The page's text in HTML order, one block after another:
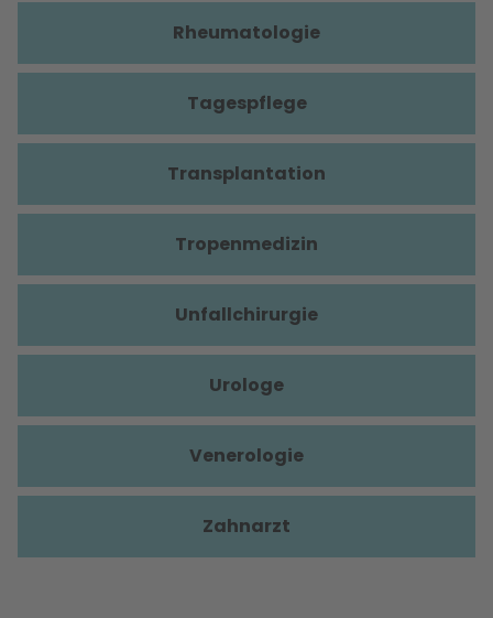
Rheumatologie
Tagespflege
Transplantation
Tropenmedizin
Unfallchirurgie
Urologe
Venerologie
Zahnarzt